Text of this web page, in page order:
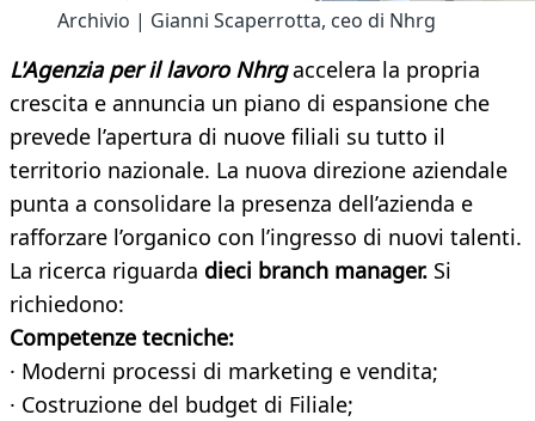
Archivio | Gianni Scaperrotta, ceo di Nhrg
L'Agenzia per il lavoro Nhrgaccelera la propria
crescita e annuncia un piano di espansione che
prevede l’apertura di nuove filiali su tutto il
territorio nazionale. La nuova direzione aziendale
punta a consolidare la presenza dell’azienda e
rafforzare l’organico con l’ingresso di nuovi talenti.
La ricerca riguarda dieci branch manager. Si
richiedono:
Competenze tecniche:
· Moderni processi di marketing e vendita;
· Costruzione del budget di Filiale;